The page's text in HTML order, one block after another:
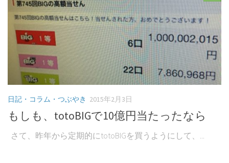
日記・コラム・つぶやき 2015年2月3日
もしも、totoBIGで10億円当たったなら
さて、昨年から定期的にtotoBIGを買うようにして、...